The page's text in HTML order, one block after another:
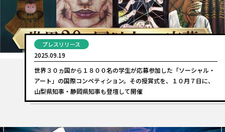
プレスリリース
2025.09.19
世界３０ヵ国から１８００名の学生が応募参加した「ソーシャル・
アート」の国際コンペティション。その授賞式を、１０月７日に、
山梨県知事・静岡県知事も登壇して開催